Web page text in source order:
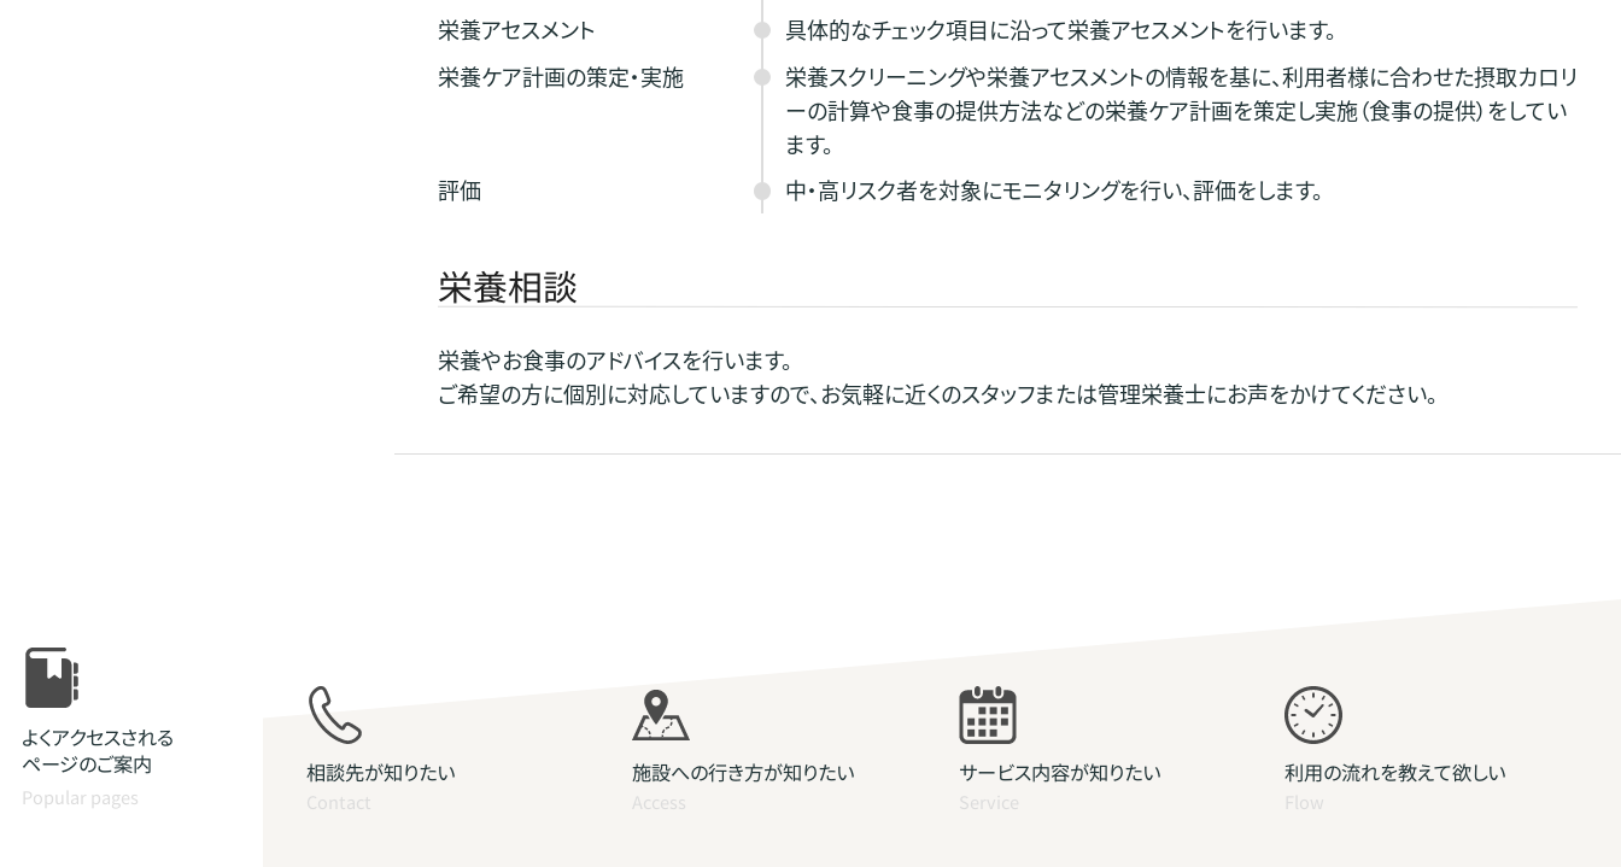
栄養アセスメント
具体的なチェック項目に沿って栄養アセスメントを行います。
栄養ケア計画の策定・実施
栄養スクリーニングや栄養アセスメントの情報を基に、利用者様に合わせた摂取カロリ
ーの計算や食事の提供方法などの栄養ケア計画を策定し実施（食事の提供）をしてい
ます。
評価
中・高リスク者を対象にモニタリングを行い、評価をします。
栄養相談
栄養やお食事のアドバイスを行います。
ご希望の方に個別に対応していますので、お気軽に近くのスタッフまたは管理栄養士にお声をかけてください。
よくアクセスされる
ページのご案内
Popular pages
相談先が知りたい
Contact
施設への行き方が知りたい
Access
サービス内容が知りたい
Service
利用の流れを教えて欲しい
Flow